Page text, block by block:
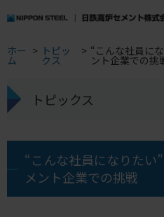
ホー
ム
> トピッ
クス
> “こんな社員に
ント企業での挑
トピックス
“こんな社員になりた
メント企業での挑戦